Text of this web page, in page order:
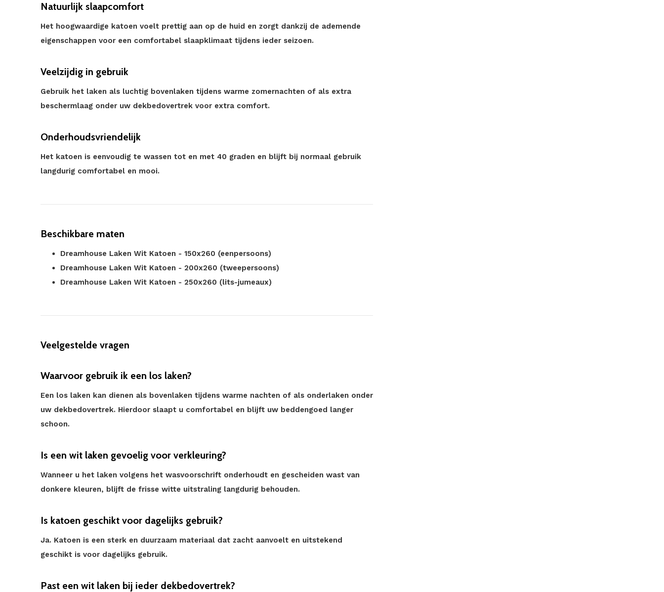
Natuurlijk slaapcomfort
Het hoogwaardige katoen voelt prettig aan op de huid en zorgt dankzij de ademende
eigenschappen voor een comfortabel slaapklimaat tijdens ieder seizoen.
Veelzijdig in gebruik
Gebruik het laken als luchtig bovenlaken tijdens warme zomernachten of als extra
beschermlaag onder uw dekbedovertrek voor extra comfort.
Onderhoudsvriendelijk
Het katoen is eenvoudig te wassen tot en met 40 graden en blijft bij normaal gebruik
langdurig comfortabel en mooi.
Beschikbare maten
Dreamhouse Laken Wit Katoen - 150x260 (eenpersoons)
Dreamhouse Laken Wit Katoen - 200x260 (tweepersoons)
Dreamhouse Laken Wit Katoen - 250x260 (lits-jumeaux)
Veelgestelde vragen
Waarvoor gebruik ik een los laken?
Een los laken kan dienen als bovenlaken tijdens warme nachten of als onderlaken onder
uw dekbedovertrek. Hierdoor slaapt u comfortabel en blijft uw beddengoed langer
schoon.
Is een wit laken gevoelig voor verkleuring?
Wanneer u het laken volgens het wasvoorschrift onderhoudt en gescheiden wast van
donkere kleuren, blijft de frisse witte uitstraling langdurig behouden.
Is katoen geschikt voor dagelijks gebruik?
Ja. Katoen is een sterk en duurzaam materiaal dat zacht aanvoelt en uitstekend
geschikt is voor dagelijks gebruik.
Past een wit laken bij ieder dekbedovertrek?